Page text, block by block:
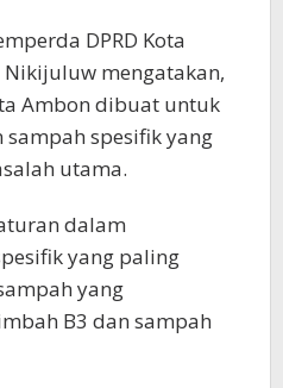
DPRD Kota
mengatakan,
Ambon dibuat untuk
spesifik yang
utama.
dalam
yang paling
yang
B3 dan sampah